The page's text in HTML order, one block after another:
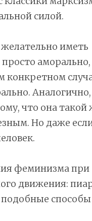
силой.
иметь
конкретном
что она такой
Но даже
феминизма при
движения: